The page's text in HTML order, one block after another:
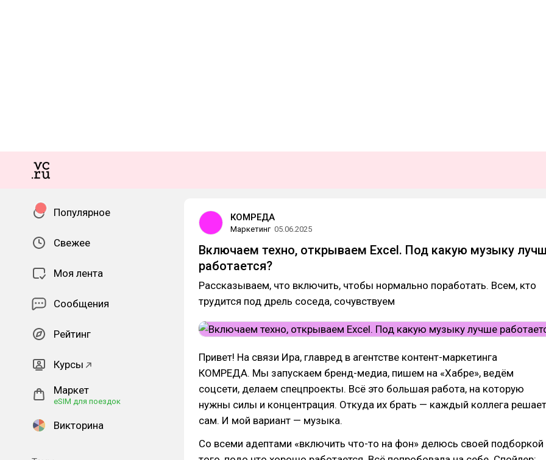
Популярное
Свежее
Моя лента
Сообщения
Рейтинг
Курсы
Маркет
eSIM для поездок
Викторина
КОМРЕДА
Маркетинг 05.06.2025
Включаем техно, открываем Excel. Под какую музыку
работается?
Рассказываем, что включить, чтобы нормально поработать. Всем, кто
трудится под дрель соседа, сочувствуем
Привет! На связи Ира, главред в агентстве контент-маркетинга
КОМРЕДА. Мы запускаем бренд-медиа, пишем на «Хабре», ведём
соцсети, делаем спецпроекты. Всё это большая работа, на которую
нужны силы и концентрация. Откуда их брать — каждый коллега решает
сам. И мой вариант — музыка.
Со всеми адептами «включить что-то на фон» делюсь своей подборкой